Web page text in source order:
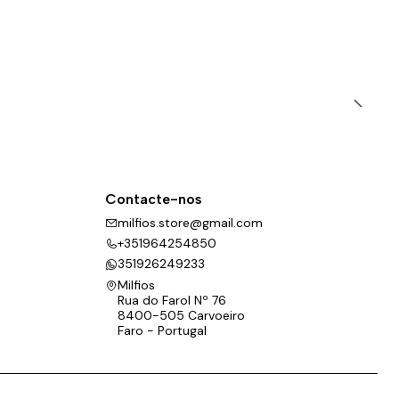
Contacte-nos
milfios.store@gmail.com
+351964254850
351926249233
Milfios
Rua do Farol Nº 76
8400-505 Carvoeiro
Faro - Portugal